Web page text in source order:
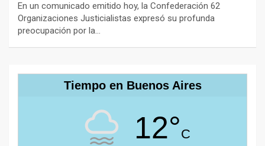
En un comunicado emitido hoy, la Confederación 62
Organizaciones Justicialistas expresó su profunda
preocupación por la…
Tiempo en Buenos Aires
12°C